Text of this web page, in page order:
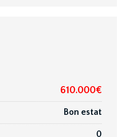
610.000€
Bon estat
0